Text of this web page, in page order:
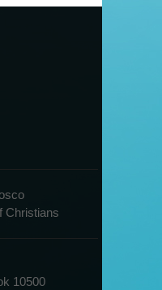
Christians
10500